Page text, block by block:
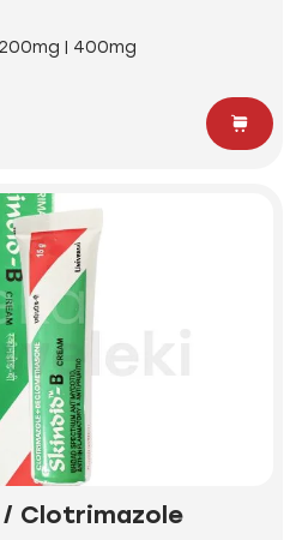
| 400mg
Clotrimazole